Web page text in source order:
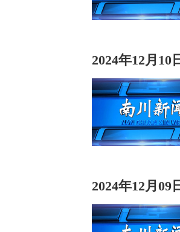
2024年12月10
2024年12月09